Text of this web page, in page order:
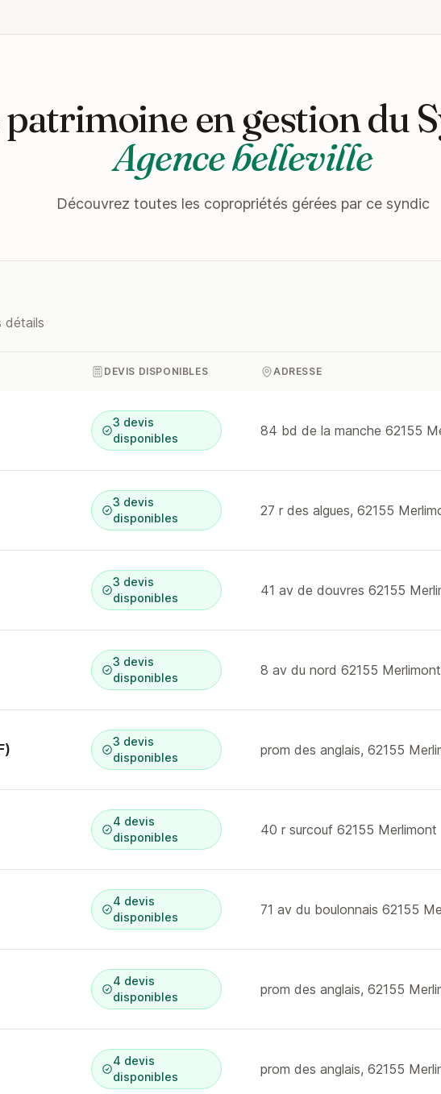
patrimoine en gestion du
Agence belleville
Découvrez toutes les copropriétés gérées par ce syndic
détails
DEVIS DISPONIBLES ADRESSE
3 devis
disponibles
84 bd de la manche 62155
3 devis
disponibles
27 r des algues, 62155
3 devis
disponibles
41 av de douvres 62155
3 devis
disponibles
8 av du nord 62155 Merlimont
3 devis
disponibles
prom des anglais, 62155
4 devis
disponibles
40 r surcouf 62155 Merlimont
4 devis
disponibles
71 av du boulonnais 62155
4 devis
disponibles
prom des anglais, 62155
4 devis
disponibles
prom des anglais, 62155